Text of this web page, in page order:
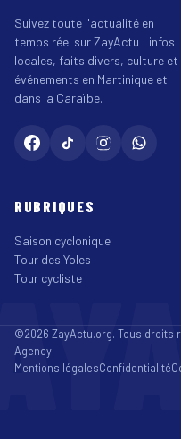
Suivez toute l'actualité en
temps réel sur ZayActu : infos
locales, faits divers, culture et
événements en Martinique et
dans la Caraïbe.
RUBRIQUES
Saison cyclonique
Tour des Yoles
Tour cycliste
©2026 ZayActu.org. Tous droits
Agency
Mentions légalesConfidentialité